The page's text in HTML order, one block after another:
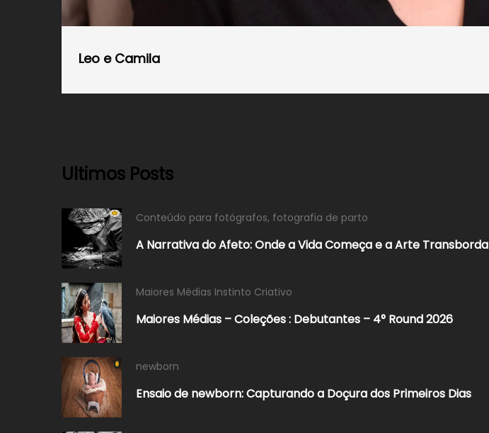
Leo e Camila
Ultimos Posts
Conteúdo para fotógrafos, fotografia de parto
A Narrativa do Afeto: Onde a Vida Começa e a Arte Transborda
Maiores Médias Instinto Criativo
Maiores Médias – Coleções : Debutantes – 4° Round 2026
newborn
Ensaio de newborn: Capturando a Doçura dos Primeiros Dias